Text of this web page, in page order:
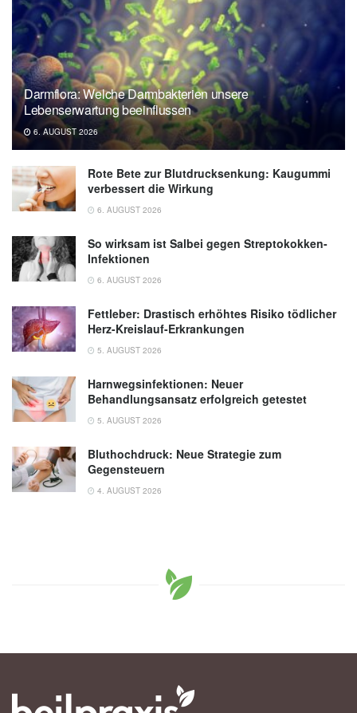
Darmflora: Welche Darmbakterien unsere
Lebenserwartung beeinflussen
6. AUGUST 2026
Rote Bete zur Blutdrucksenkung: Kaugummi
verbessert die Wirkung
6. AUGUST 2026
So wirksam ist Salbei gegen Streptokokken-
Infektionen
6. AUGUST 2026
Fettleber: Drastisch erhöhtes Risiko tödlicher
Herz-Kreislauf-Erkrankungen
5. AUGUST 2026
Harnwegsinfektionen: Neuer
Behandlungsansatz erfolgreich getestet
5. AUGUST 2026
Bluthochdruck: Neue Strategie zum
Gegensteuern
4. AUGUST 2026